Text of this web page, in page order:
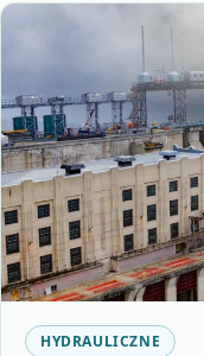
HYDRAULICZNE